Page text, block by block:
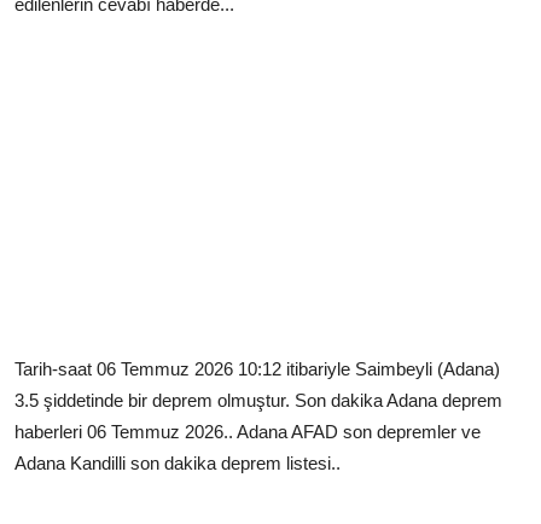
edilenlerin cevabı haberde...
Tarih-saat 06 Temmuz 2026 10:12 itibariyle Saimbeyli (Adana)
3.5 şiddetinde bir deprem olmuştur. Son dakika Adana deprem
haberleri 06 Temmuz 2026.. Adana AFAD son depremler ve
Adana Kandilli son dakika deprem listesi..